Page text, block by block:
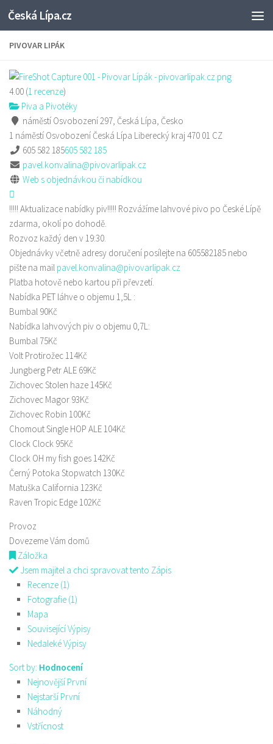
Skip to content
Česká Lípa.cz
PIVOVAR LIPÁK
4.00 (1 recenze)
Piva a Pivotéky
náměstí Osvobození 297, Česká Lípa, Česko
1 náměstí Osvobození Česká Lípa Liberecký kraj470 01 CZ
605 582 185605 582 185
pavel.konvalina@pivovarlipak.cz
Web s objednávkou či nabídkou
!!!!! Aktualizace nabídky piv!!!!! Rozvážíme lahvové pivo po České Lípě
zdarma, okolí po dohodě.
Rozvoz každý den v 19:30.
Objednávky včetně adresy doručení posílejte na 605582185 nebo
pište na mail pavel.konvalina@pivovarlipak.cz
Platba hotově nebo kartou při převzetí.
Nabídka PET láhve o objemu 1,5L :
Bumbal 90Kč
Nabídka lahvových piv o objemu 0,7L:
Bumbal 75Kč
Volt Protirožec 114Kč
Jungberg Petr ALE 69Kč
Zichovec Stolen haze 145Kč
Zichovec Magor 93Kč
Zichovec Robin 100Kč
Chomout Single HOP ALE 104Kč
Clock Clock 95Kč
Clock OH my fish goes 142Kč
Černý Potoka Stopwatch 130Kč
Matuška California 123Kč
Raven Tropic Edge 102Kč
Provoz
Dovezeme Vám domů
Záložka
Jsem majitel a chci spravovat tento Zápis
Recenze (1)
Fotografie (1)
Mapa
Související Výpisy
Nedaleké Výpisy
Sort by: Hodnocení
Nejnovější První
Nejstarší První
Náhodný
Vstřícnost